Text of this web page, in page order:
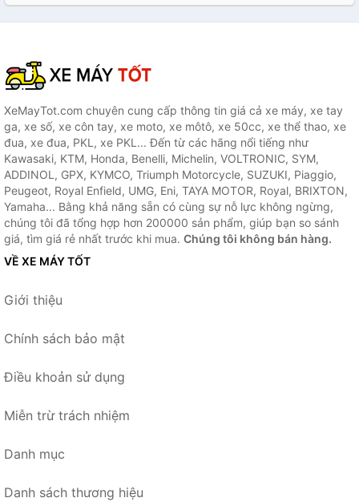
XeMayTot.com chuyên cung cấp thông tin giá cả xe máy, xe tay
ga, xe số, xe côn tay, xe moto, xe môtô, xe 50cc, xe thể thao, xe
đua, xe đua, PKL, xe PKL... Đến từ các hãng nổi tiếng như
Kawasaki, KTM, Honda, Benelli, Michelin, VOLTRONIC, SYM,
ADDINOL, GPX, KYMCO, Triumph Motorcycle, SUZUKI, Piaggio,
Peugeot, Royal Enfield, UMG, Eni, TAYA MOTOR, Royal, BRIXTON,
Yamaha... Bằng khả năng sẵn có cùng sự nỗ lực không ngừng,
chúng tôi đã tổng hợp hơn 200000 sản phẩm, giúp bạn so sánh
giá, tìm giá rẻ nhất trước khi mua. Chúng tôi không bán hàng.
VỀ XE MÁY TỐT
Giới thiệu
Chính sách bảo mật
Điều khoản sử dụng
Miễn trừ trách nhiệm
Danh mục
Danh sách thương hiệu